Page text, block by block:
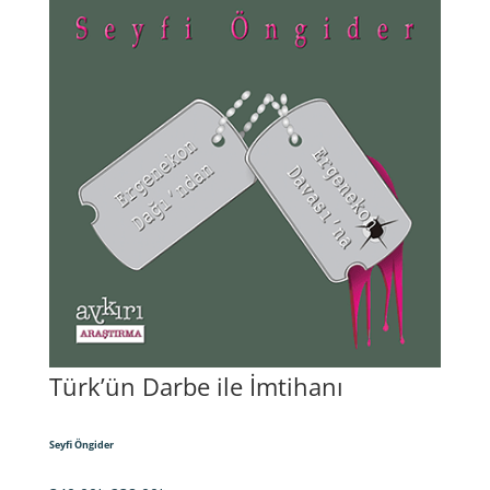
Türk’ün Darbe ile İmtihanı
Seyfi Öngider